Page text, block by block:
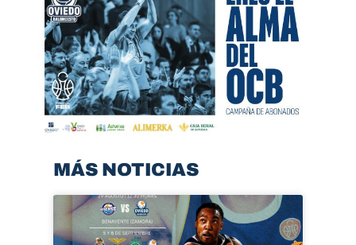
MÁS NOTICIAS